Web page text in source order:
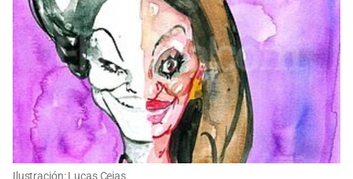
Ilustración: Lucas Cejas